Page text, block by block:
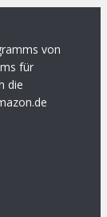
von
für
die